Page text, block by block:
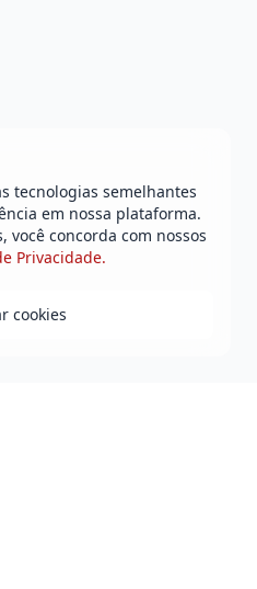
tecnologias semelhantes
em nossa plataforma.
você concorda com nossos
Privacidade.
cookies